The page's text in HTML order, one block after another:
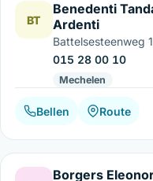
BT
Benedenti
Ardenti
Battelsesteenweg
015 28 00 10
Mechelen
Bellen Route
Borgers